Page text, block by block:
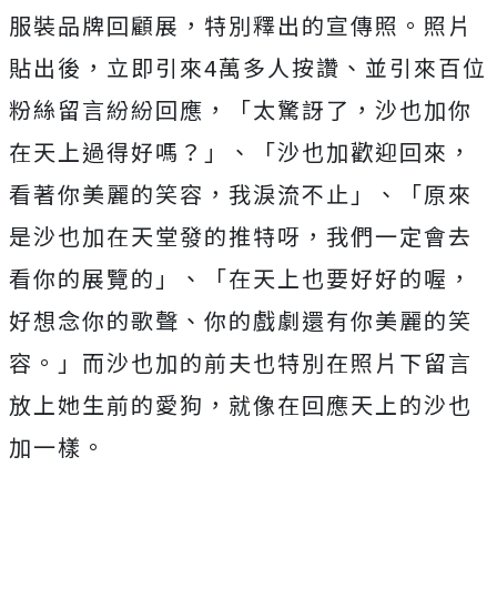
服裝品牌回顧展，特別釋出的宣傳照。照片
貼出後，立即引來4萬多人按讚、並引來百位
粉絲留言紛紛回應，「太驚訝了，沙也加你
在天上過得好嗎？」、「沙也加歡迎回來，
看著你美麗的笑容，我淚流不止」、「原來
是沙也加在天堂發的推特呀，我們一定會去
看你的展覽的」、「在天上也要好好的喔，
好想念你的歌聲、你的戲劇還有你美麗的笑
容。」而沙也加的前夫也特別在照片下留言
放上她生前的愛狗，就像在回應天上的沙也
加一樣。